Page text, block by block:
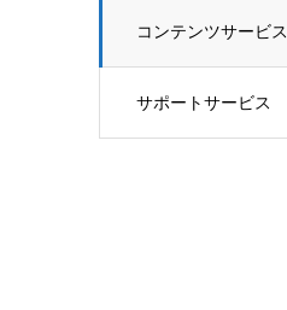
コンテンツサービス
サポートサービス